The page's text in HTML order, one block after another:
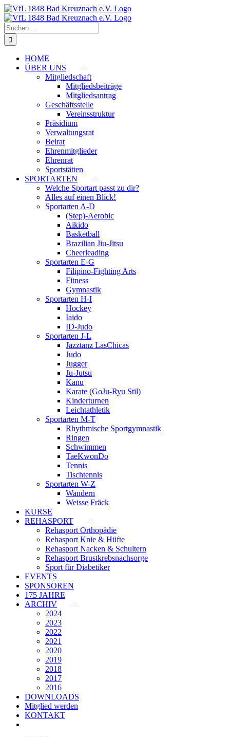
Zum
Inhalt
springen
Suche
nach:
HOME
ÜBER UNS
Mitgliedschaft
Mitgliedsbeiträge
Mitgliedsantrag
Geschäftsstelle
Vereinsstruktur
Präsidium
Verwaltungsrat
Beirat
Ehrenmitglieder
Ehrenrat
Sportstätten
SPORTARTEN
Welche Sportart passt zu dir?
Alles auf einen Blick!
Sportarten A-D
(Step)-Aerobic
Aikido
Basketball
Brazilian Jiu-Jitsu
Cheerleading
Sportarten E-G
Filipino-Fighting Arts
Fitness
Gymnastik
Sportarten H-I
Hockey
Iaido
ID-Judo
Sportarten J-L
Jazztanz LasChicas
Judo
Jugger
Ju-Jutsu
Kanu
Karate (GoJu-Ryu Stil)
Kinderturnen
Leichtathletik
Sportarten M-T
Rhythmische Sportgymnastik
Ringen
Schwimmen
TaeKwonDo
Tennis
Tischtennis
Sportarten W-Z
Wandern
Weisse Fräck
KURSE
REHASPORT
Rehasport Orthopädie
Rehasport Knie & Hüfte
Rehasport Nacken & Schultern
Rehasport Brustkrebsnachsorge
Sport für Diabetiker
EVENTS
SPONSOREN
175 JAHRE
ARCHIV
2024
2023
2022
2021
2020
2019
2018
2017
2016
DOWNLOADS
Mitglied werden
KONTAKT